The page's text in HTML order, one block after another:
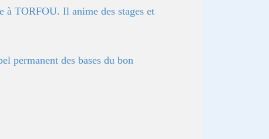
à TORFOU. Il anime des stages et
permanent des bases du bon